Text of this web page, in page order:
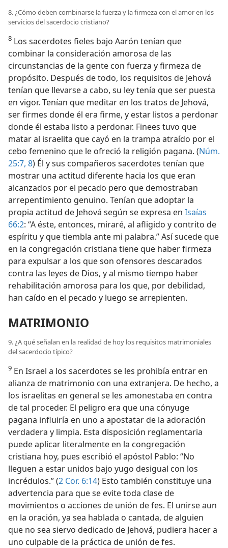
8. ¿Cómo deben combinarse la fuerza y la firmeza con el amor en los
servicios del sacerdocio cristiano?
8 Los sacerdotes fieles bajo Aarón tenían que
combinar la consideración amorosa de las
circunstancias de la gente con fuerza y firmeza de
propósito. Después de todo, los requisitos de Jehová
tenían que llevarse a cabo, su ley tenía que ser puesta
en vigor. Tenían que meditar en los tratos de Jehová,
ser firmes donde él era firme, y estar listos a perdonar
donde él estaba listo a perdonar. Finees tuvo que
matar al israelita que cayó en la trampa atraído por el
cebo femenino que le ofreció la religión pagana. (Núm.
25:7, 8) Él y sus compañeros sacerdotes tenían que
mostrar una actitud diferente hacia los que eran
alcanzados por el pecado pero que demostraban
arrepentimiento genuino. Tenían que adoptar la
propia actitud de Jehová según se expresa en Isaías
66:2: “A éste, entonces, miraré, al afligido y contrito de
espíritu y que tiembla ante mi palabra.” Así sucede que
en la congregación cristiana tiene que haber firmeza
para expulsar a los que son ofensores descarados
contra las leyes de Dios, y al mismo tiempo haber
rehabilitación amorosa para los que, por debilidad,
han caído en el pecado y luego se arrepienten.
MATRIMONIO
9. ¿A qué señalan en la realidad de hoy los requisitos matrimoniales
del sacerdocio típico?
9 En Israel a los sacerdotes se les prohibía entrar en
alianza de matrimonio con una extranjera. De hecho, a
los israelitas en general se les amonestaba en contra
de tal proceder. El peligro era que una cónyuge
pagana influiría en uno a apostatar de la adoración
verdadera y limpia. Esta disposición reglamentaria
puede aplicar literalmente en la congregación
cristiana hoy, pues escribió el apóstol Pablo: “No
lleguen a estar unidos bajo yugo desigual con los
incrédulos.” (2 Cor. 6:14) Esto también constituye una
advertencia para que se evite toda clase de
movimientos o acciones de unión de fes. El unirse aun
en la oración, ya sea hablada o cantada, de alguien
que no sea siervo dedicado de Jehová, pudiera hacer a
uno culpable de la práctica de unión de fes.